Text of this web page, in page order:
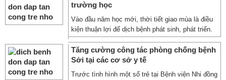
trường học
Vào đầu năm học mới, thời tiết giao mùa là điều
kiện thuận lợi để dịch bệnh phát sinh, phát triển.
Tăng cường công tác phòng chống bệnh
Sởi tại các cơ sở y tế
Trước tình hình một số trẻ tại Bệnh viện Nhi đồng